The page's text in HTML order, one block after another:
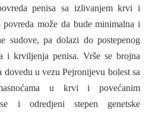
penisa sa izlivanjem krvi i
povreda može da bude minimalna i
sudove, pa dolazi do postepenog
i krviljenja penisa. Vrše se brojna
u vezu Pejronijevu bolest sa
u krvi i povećanim
i odredjeni stepen genetske